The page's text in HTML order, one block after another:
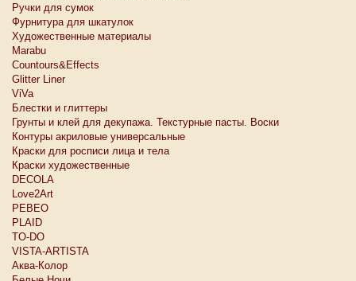
Ручки для сумок
Фурнитура для шкатулок
Художественные материалы
Marabu
Countours&Effects
Glitter Liner
ViVa
Блестки и глиттеры
Грунты и клей для декупажа. Текстурные пасты. Воски
Контуры акриловые универсальные
Краски для росписи лица и тела
Краски художественные
DECOLA
Love2Art
PEBEO
PLAID
TO-DO
VISTA-ARTISTA
Аква-Колор